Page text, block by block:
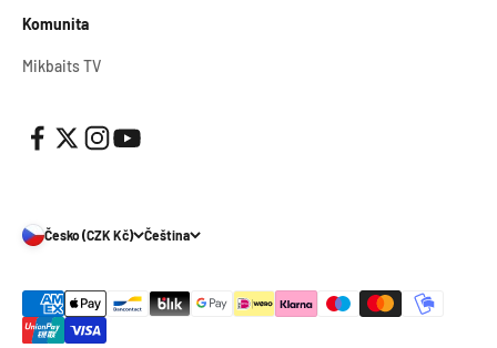
E-mail
Odebírat
Komunita
Mikbaits TV
Česko (CZK Kč) Čeština